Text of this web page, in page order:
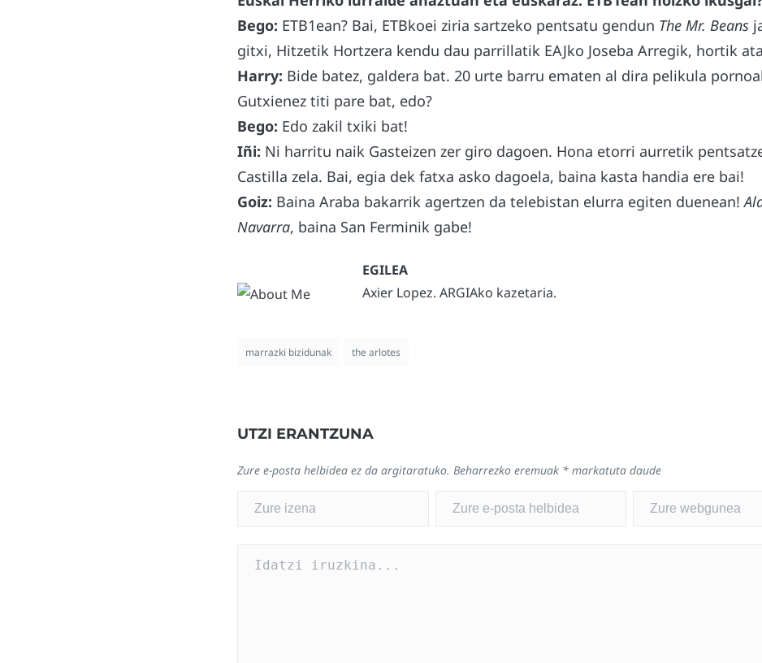
Bego: ETB1ean? Bai, ETBkoei ziria sartzeko pentsatu gendun The Mr. Beans
gitxi, Hitzetik Hortzera kendu dau parrillatik EAJko Joseba Arregik, hortik
Harry: Bide batez, galdera bat. 20 urte barru ematen al dira pelikula
Gutxienez titi pare bat, edo?
Bego: Edo zakil txiki bat!
Iñi: Ni harritu naik Gasteizen zer giro dagoen. Hona etorri aurretik
Castilla zela. Bai, egia dek fatxa asko dagoela, baina kasta handia ere bai!
Goiz: Baina Araba bakarrik agertzen da telebistan elurra egiten duenean!
Navarra, baina San Ferminik gabe!
Axier Lopez. ARGIAko kazetaria.
marrazki bizidunak the arlotes
UTZI ERANTZUNA
Zure e-posta helbidea ez da argitaratuko. Beharrezko eremuak * markatuta daude